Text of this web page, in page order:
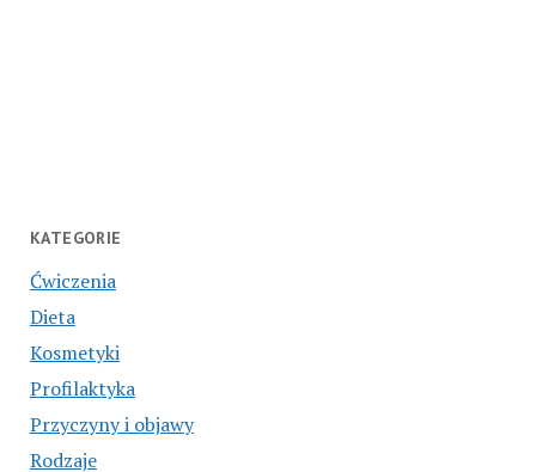
KATEGORIE
Ćwiczenia
Dieta
Kosmetyki
Profilaktyka
Przyczyny i objawy
Rodzaje